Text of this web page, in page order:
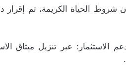
شروط الحياة الكريمة، تم
عبر تنزيل ميثاق